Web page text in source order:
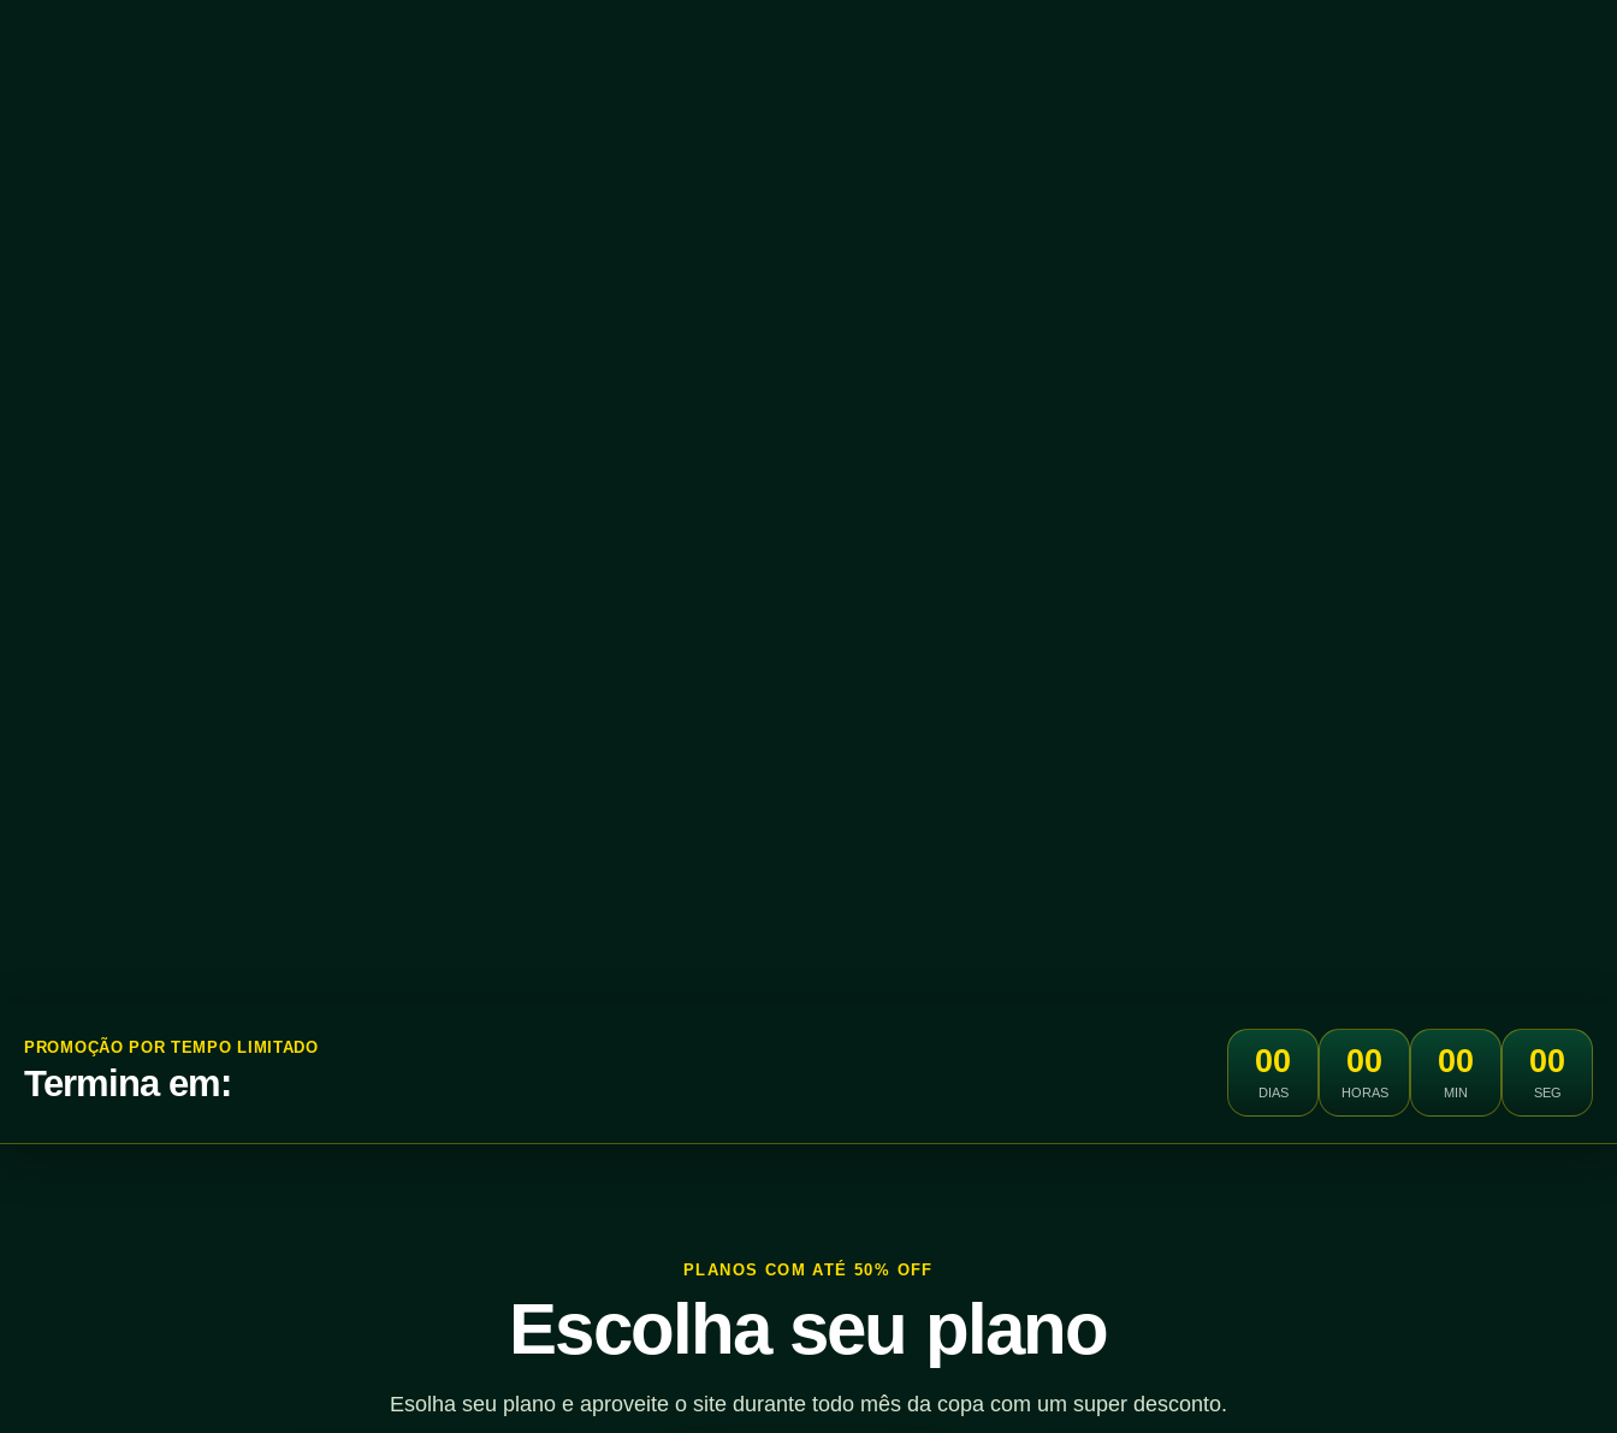
PROMOÇÃO POR TEMPO LIMITADO
Termina em:
00
DIAS
00
HORAS
00
MIN
00
SEG
PLANOS COM ATÉ 50% OFF
Escolha seu plano
Esolha seu plano e aproveite o site durante todo mês da copa com um super desconto.